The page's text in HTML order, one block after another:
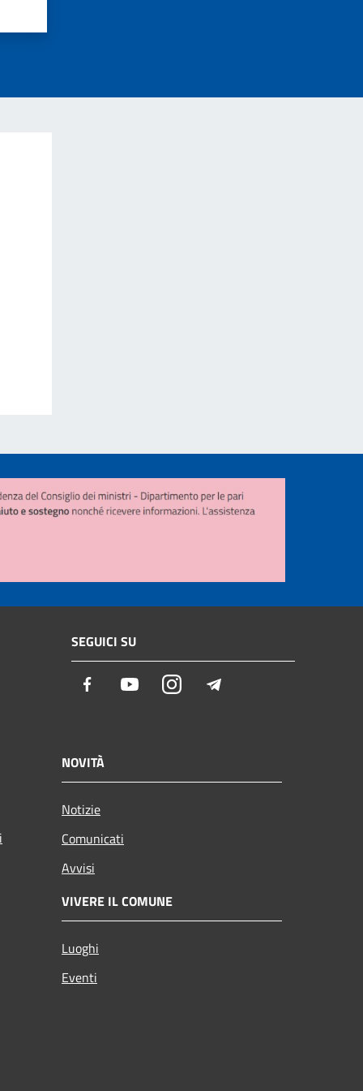
SEGUICI SU
Facebook YoutubeInstagram
NOVITÀ
Notizie
Comunicati
Avvisi
VIVERE IL COMUNE
Luoghi
Eventi